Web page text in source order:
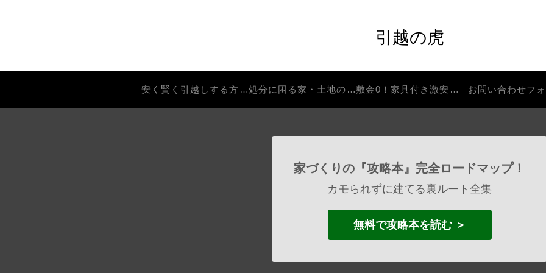
引越の虎
安く賢く引越しする方法 処分に困る家・土地の解決法 敷金0！家具付き激安物件 お問い合わせフ
家づくりの『攻略本』完全ロードマップ！
カモられずに建てる裏ルート全集
無料で攻略本を読む ＞